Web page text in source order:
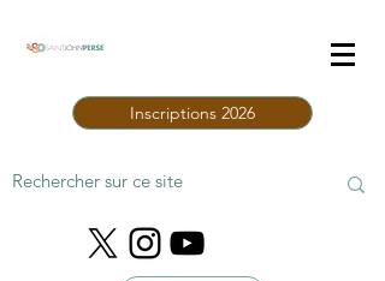
Inscriptions 2026